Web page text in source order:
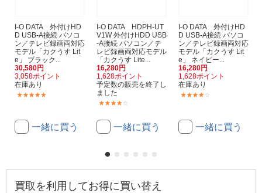
I-O DATA 外付けHD
D USB-A接続 パソコ
ン／テレビ録画両対応
モデル「カクうす Lit
e」 ブラック...
30,580円
3,058ポイント
在庫あり
一緒に買う
I-O DATA HDPH-UT
V1W 外付けHDD USB
-A接続 パソコン／テ
レビ録画両対応モデル
「カクうす Lite...
16,280円
1,628ポイント
予定数の販売を終了し
ました
一緒に買う
I-O DATA 外付けHD
D USB-A接続 パソコ
ン／テレビ録画両対応
モデル「カクうす Lit
e」 ネイビー...
16,280円
1,628ポイント
在庫あり
一緒に買う
買取を利用してお得に買い替え